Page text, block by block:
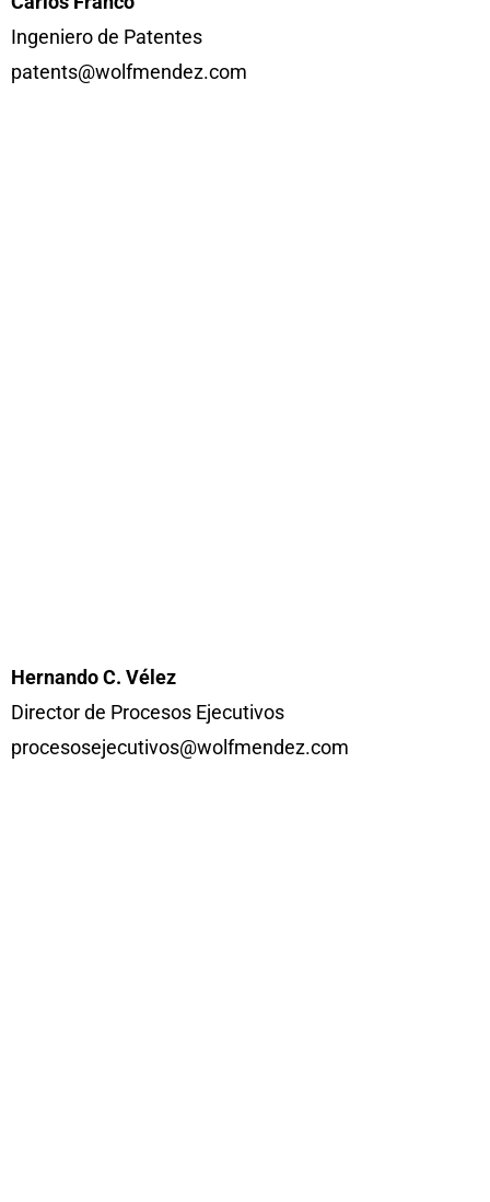
Ingeniero de Patentes
patents@wolfmendez.com
Hernando C. Vélez
Director de Procesos Ejecutivos
procesosejecutivos@wolfmendez.com